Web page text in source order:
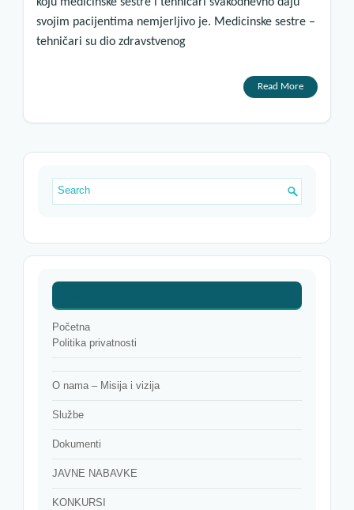
svojim pacijentima nemjerljivo je. Medicinske sestre –
tehničari su dio zdravstvenog
Read More
Početna
Politika privatnosti
O nama – Misija i vizija
Službe
Dokumenti
JAVNE NABAVKE
KONKURSI